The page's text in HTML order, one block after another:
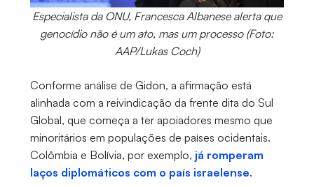
Especialista da ONU, Francesca Albanese alerta que
genocídio não é um ato, mas um processo (Foto:
AAP/Lukas Coch)
Conforme análise de Gidon, a afirmação está
alinhada com a reivindicação da frente dita do Sul
Global, que começa a ter apoiadores mesmo que
minoritários em populações de países ocidentais.
Colômbia e Bolívia, por exemplo, já romperam
laços diplomáticos com o país israelense.